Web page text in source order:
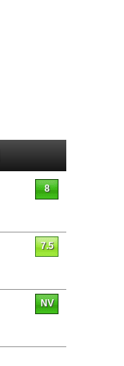
8
7.5
NV